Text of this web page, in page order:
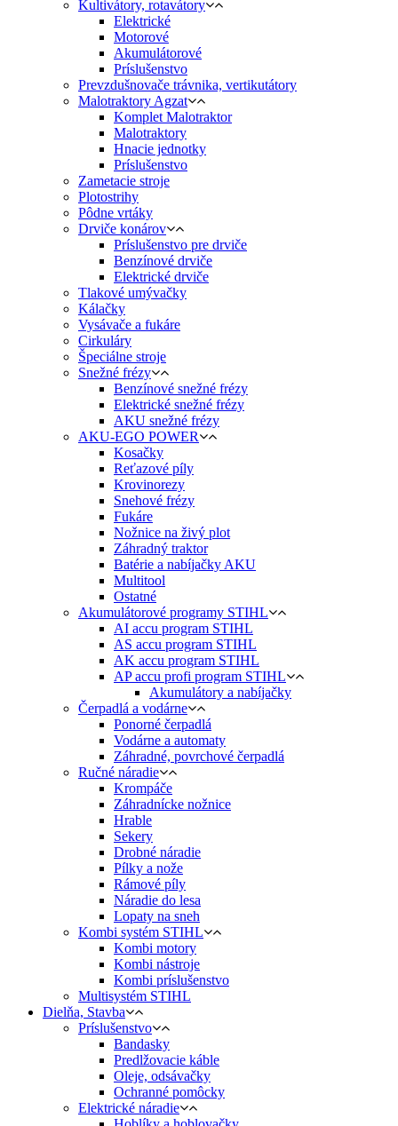
Kultivátory, rotavátory
Elektrické
Motorové
Akumulátorové
Príslušenstvo
Prevzdušnovače trávnika, vertikutátory
Malotraktory Agzat
Komplet Malotraktor
Malotraktory
Hnacie jednotky
Príslušenstvo
Zametacie stroje
Plotostrihy
Pôdne vrtáky
Drviče konárov
Príslušenstvo pre drviče
Benzínové drviče
Elektrické drviče
Tlakové umývačky
Kálačky
Vysávače a fukáre
Cirkuláry
Špeciálne stroje
Snežné frézy
Benzínové snežné frézy
Elektrické snežné frézy
AKU snežné frézy
AKU-EGO POWER
Kosačky
Reťazové píly
Krovinorezy
Snehové frézy
Fukáre
Nožnice na živý plot
Záhradný traktor
Batérie a nabíjačky AKU
Multitool
Ostatné
Akumulátorové programy STIHL
AI accu program STIHL
AS accu program STIHL
AK accu program STIHL
AP accu profi program STIHL
Akumulátory a nabíjačky
Čerpadlá a vodárne
Ponorné čerpadlá
Vodárne a automaty
Záhradné, povrchové čerpadlá
Ručné náradie
Krompáče
Záhradnícke nožnice
Hrable
Sekery
Drobné náradie
Pílky a nože
Rámové píly
Náradie do lesa
Lopaty na sneh
Kombi systém STIHL
Kombi motory
Kombi nástroje
Kombi príslušenstvo
Multisystém STIHL
Dielňa, Stavba
Príslušenstvo
Bandasky
Predlžovacie káble
Oleje, odsávačky
Ochranné pomôcky
Elektrické náradie